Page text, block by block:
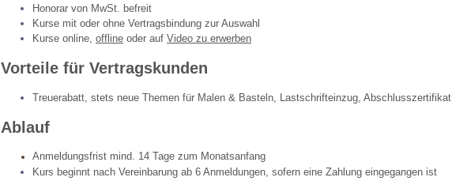
Honorar von MwSt. befreit
Kurse mit oder ohne Vertragsbindung zur Auswahl
Kurse online, offline oder auf Video zu erwerben
Vorteile für Vertragskunden
Treuerabatt, stets neue Themen für Malen & Basteln, Lastschrifteinzug, Abschlusszertifikat
Ablauf
Anmeldungsfrist mind. 14 Tage zum Monatsanfang
Kurs beginnt nach Vereinbarung ab 6 Anmeldungen, sofern eine Zahlung eingegangen ist